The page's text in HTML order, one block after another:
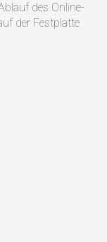
des Online-
der Festplatte